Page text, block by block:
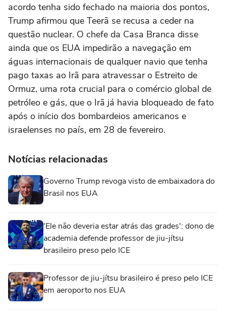
acordo tenha sido fechado na maioria dos pontos,
Trump afirmou que Teerã se recusa a ceder na
questão nuclear. O chefe da Casa Branca disse
ainda que os EUA impedirão a navegação em
águas internacionais de qualquer navio que tenha
pago taxas ao Irã para atravessar o Estreito de
Ormuz, uma rota crucial para o comércio global de
petróleo e gás, que o Irã já havia bloqueado de fato
após o início dos bombardeios americanos e
israelenses no país, em 28 de fevereiro.
Notícias relacionadas
Governo Trump revoga visto de embaixadora do
Brasil nos EUA
'Ele não deveria estar atrás das grades': dono de
academia defende professor de jiu-jítsu
brasileiro preso pelo ICE
Professor de jiu-jítsu brasileiro é preso pelo ICE
em aeroporto nos EUA